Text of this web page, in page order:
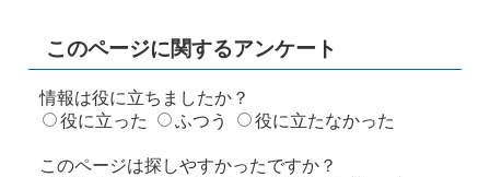
このページに関するアンケート
情報は役に立ちましたか？
役に立った
ふつう 役に立たなかった
このページは探しやすかったですか？